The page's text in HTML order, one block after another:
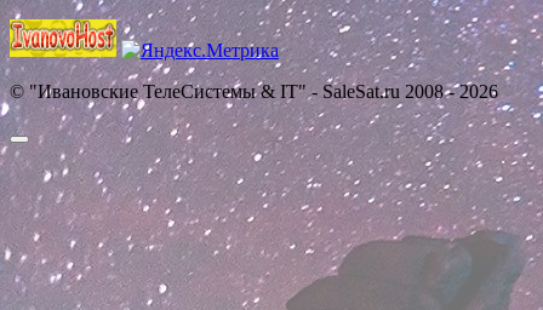
© "Ивановские ТелеСистемы & IT" - SaleSat.ru 2008 - 2026
Прокрутить
вверх